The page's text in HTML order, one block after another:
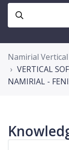
Namirial
VERTICAL
NAMIRIAL -